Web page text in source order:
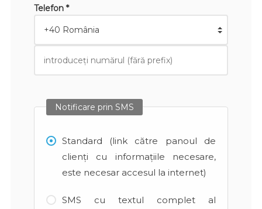
Telefon *
Notificare prin SMS
Standard (link către panoul de
clienți cu informațiile necesare,
este necesar accesul la internet)
SMS cu textul complet al